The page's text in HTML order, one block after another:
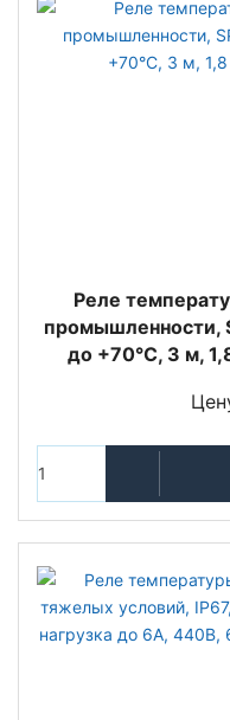
Реле
промышленности,
до +70°С, 3 м,